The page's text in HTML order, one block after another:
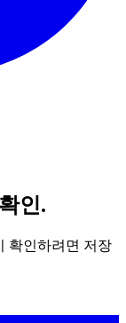
인.
확인하려면 저장